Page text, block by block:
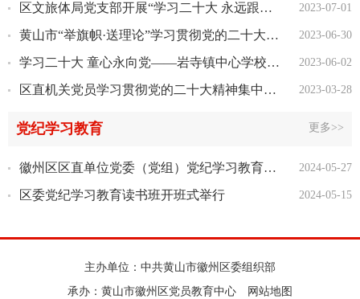
2023-07-01
区文旅体局党支部开展“学习二十大 永远跟党走”庆七一活动
2023-06-30
黄山市“举旗帜·送理论”学习贯彻党的二十大精神宣讲走进潜口镇
2023-06-02
学习二十大 童心永向党——岩寺镇中心学校组织开展庆“六一”文艺汇演活动
2023-03-28
区直机关党员学习贯彻党的二十大精神集中轮训班开班
更多>>
党纪学习教育
2024-05-27
徽州区区直单位党委（党组）党纪学习教育读书班开班
2024-05-15
区委党纪学习教育读书班开班式举行
主办单位：中共黄山市徽州区委组织部
承办：黄山市徽州区党员教育中心
网站地图